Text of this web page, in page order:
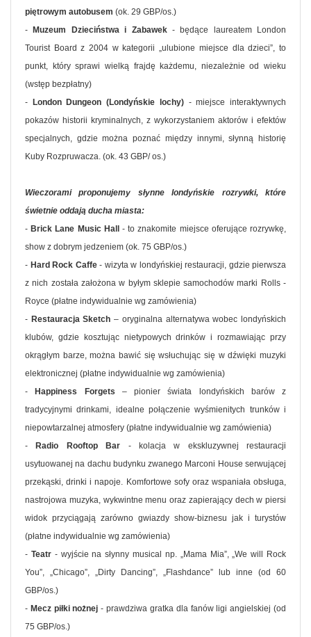
piętrowym autobusem (ok. 29 GBP/os.)
-
Muzeum Dzieciństwa i Zabawek- będące laureatem London
Tourist Board z 2004 w kategorii „ulubione miejsce dla dzieci”, to
punkt, który sprawi wielką frajdę każdemu, niezależnie od wieku
(wstęp bezpłatny)
-
London Dungeon (Londyńskie lochy) - miejsce interaktywnych
pokazów historii kryminalnych, z wykorzystaniem aktorów i efektów
specjalnych, gdzie można poznać między innymi, słynną historię
Kuby Rozpruwacza. (ok. 43 GBP/ os.)
Wieczorami proponujemy słynne londyńskie rozrywki, które
świetnie oddają ducha miasta:
- Brick Lane Music Hall
- to znakomite miejsce oferujące rozrywkę,
show z dobrym jedzeniem (ok. 75 GBP/os.)
- Hard Rock Caffe- wizyta w londyńskiej restauracji, gdzie pierwsza
z nich została założona w byłym sklepie samochodów marki Rolls -
Royce (płatne indywidualnie wg zamówienia)
- Restauracja Sketch– oryginalna alternatywa wobec londyńskich
klubów, gdzie kosztując nietypowych drinków i rozmawiając przy
okrągłym barze, można bawić się wsłuchując się w dźwięki muzyki
elektronicznej (płatne indywidualnie wg zamówienia)
-
Happiness Forgets – pionier świata londyńskich barów z
tradycyjnymi drinkami, idealne połączenie wyśmienitych trunków i
niepowtarzalnej atmosfery (płatne indywidualnie wg zamówienia)
-
Radio Rooftop Bar - kolacja w ekskluzywnej restauracji
usytuowanej na dachu budynku zwanego Marconi House serwującej
przekąski, drinki i napoje. Komfortowe sofy oraz wspaniała obsługa,
nastrojowa muzyka, wykwintne menu oraz zapierający dech w piersi
widok przyciągają zarówno gwiazdy show-biznesu jak i turystów
(płatne indywidualnie wg zamówienia)
- Teatr - wyjście na słynny musical np. „Mama Mia”, „We will Rock
You”, „Chicago”, „Dirty Dancing”, „Flashdance” lub inne (od 60
GBP/os.)
- Mecz piłki nożnej - prawdziwa gratka dla fanów ligi angielskiej (od
75 GBP/os.)